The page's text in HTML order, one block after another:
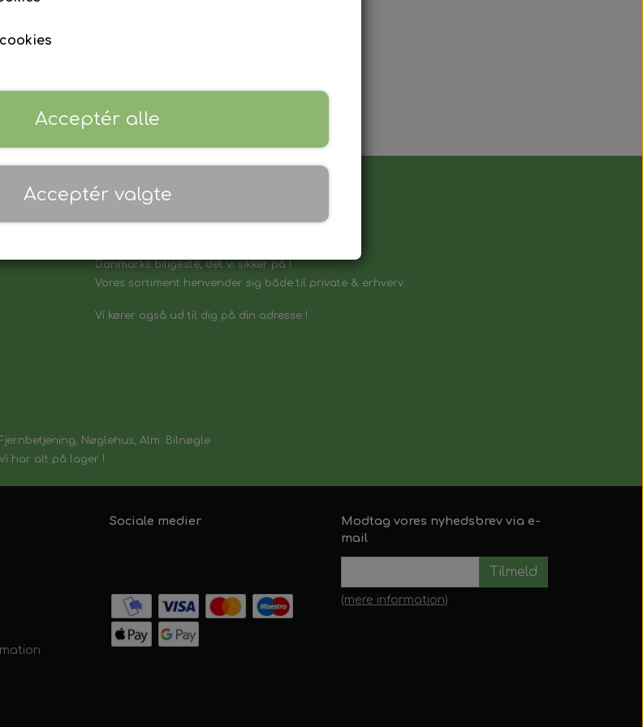
Danmarks biligeste, det vi sikker på !
Vores sortiment henvender sig både til private & erhverv.
Vi kører også ud til dig på din adresse !
Fjernbetjening, Nøglehus, Alm. Bilnøgle
har alt på lager !
Sociale medier
Modtag vores nyhedsbrev via e-
mail
Tilmeld
(mere information)
Acceptér alle
Acceptér valgte